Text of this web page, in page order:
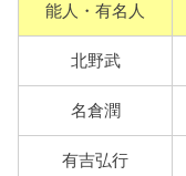
能人・有名人
北野武
名倉潤
有吉弘行